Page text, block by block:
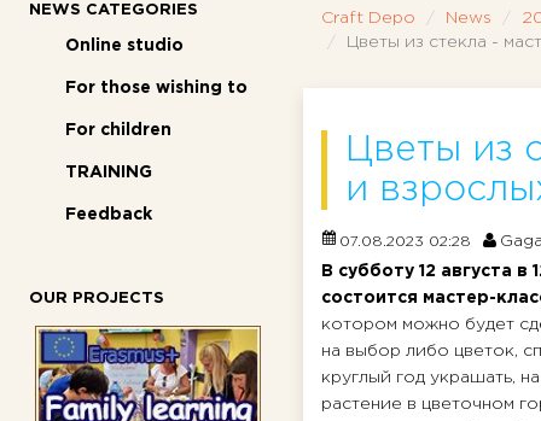
NEWS CATEGORIES
Online studio
For those wishing to
For children
TRAINING
Feedback
OUR PROJECTS
Craft Depo News
Цветы из стекла -
Цветы из
и
07.08.2023 02:28
В субботу 12 августа в
состоится мастер-
котором можно будет
на выбор либо цветок,
круглый год украшать,
растение в цветочном